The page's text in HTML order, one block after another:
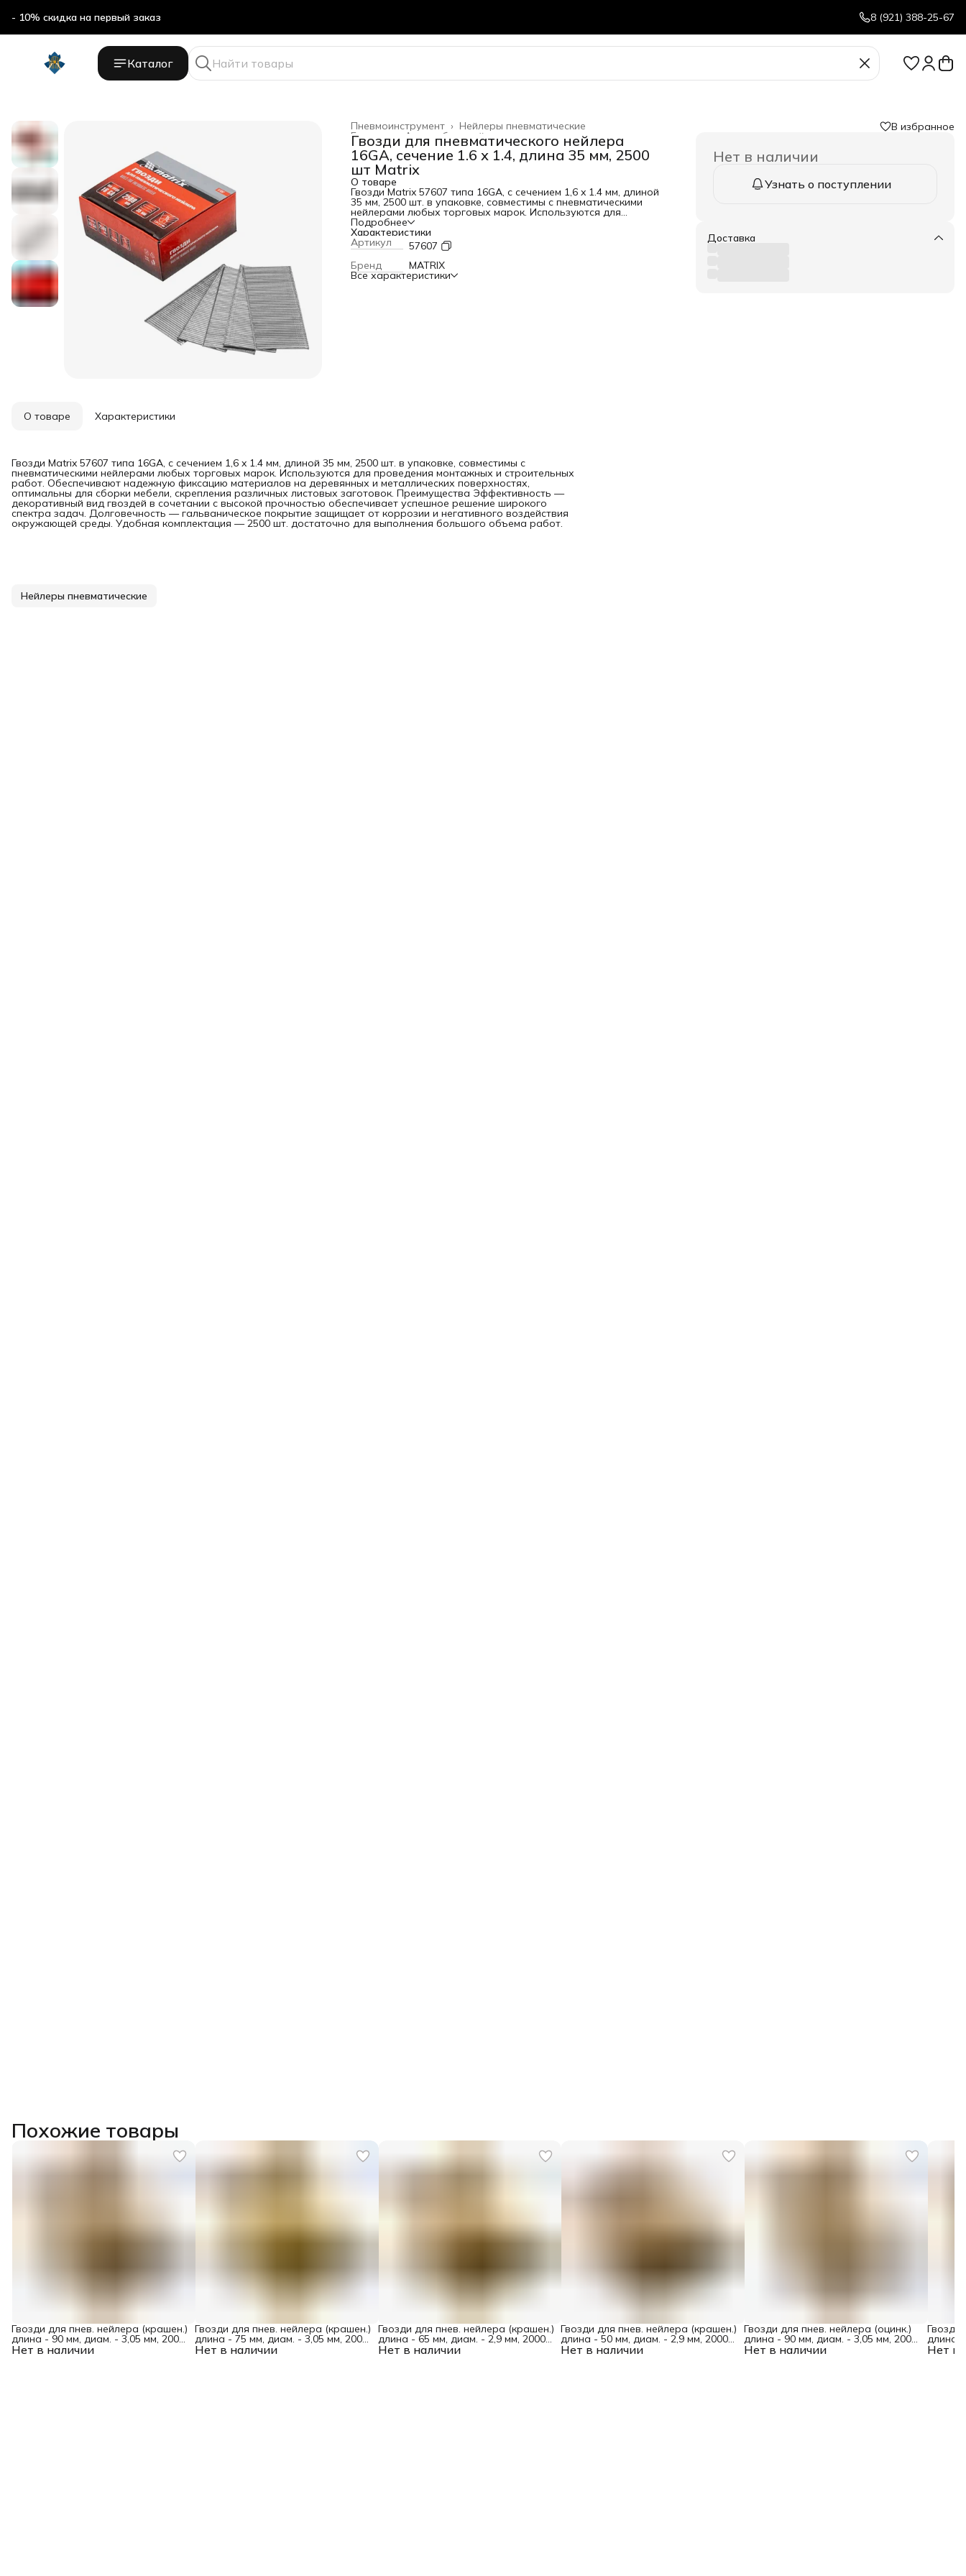
- 10% скидка на первый заказ 8 (921) 388-25-67
Каталог
Нейлеры пневматические
Пневмоинструмент ›
Автомобильный инструмент ›
Главная ›
Гвозди для пневматического нейлера
16GA, сечение 1.6 х 1.4, длина 35 мм, 2500
шт Matrix
О товаре
Гвозди Matrix 57607 типа 16GA, с сечением 1,6 x 1.4 мм, длиной
35 мм, 2500 шт. в упаковке, совместимы с пневматическими
нейлерами любых торговых марок. Используются для
проведения монтажных и строительных работ. Обеспечивают
надежную фиксацию материалов на деревянных и
металлических поверхностях, оптимальны для сборки мебели,
скрепления различных листовых заготовок. Преимущества
Эффективность — декоративный вид гвоздей в сочетании с
высокой прочностью обеспечивает успешное решение
широкого спектра задач. Долговечность — гальваническое
Подробнее
Характеристики
Артикул
57607
Бренд
MATRIX
Все характеристики
В избранное
Нет в наличии
Узнать о поступлении
Доставка
О товаре Характеристики
Гвозди Matrix 57607 типа 16GA, с сечением 1,6 x 1.4 мм, длиной 35 мм, 2500 шт. в упаковке, совместимы с
пневматическими нейлерами любых торговых марок. Используются для проведения монтажных и строительных
работ. Обеспечивают надежную фиксацию материалов на деревянных и металлических поверхностях,
оптимальны для сборки мебели, скрепления различных листовых заготовок. Преимущества Эффективность —
декоративный вид гвоздей в сочетании с высокой прочностью обеспечивает успешное решение широкого
спектра задач. Долговечность — гальваническое покрытие защищает от коррозии и негативного воздействия
окружающей среды. Удобная комплектация — 2500 шт. достаточно для выполнения большого объема работ.
Нейлеры пневматические
Похожие товары
Нет в наличии
Гвозди для пнев. нейлера (крашен.)
длина - 90 мм, диам. - 3,05 мм, 2000
шт. Denzel Нет в наличии
Гвозди для пнев. нейлера (крашен.)
длина - 75 мм, диам. - 3,05 мм, 2000
шт. Denzel Нет в наличии
Гвозди для пнев. нейлера (крашен.)
длина - 65 мм, диам. - 2,9 мм, 2000
шт. Denzel Нет в наличии
Гвозди для пнев. нейлера (крашен.)
длина - 50 мм, диам. - 2,9 мм, 2000
шт. Denzel Нет в наличии
Гвозди для пнев. нейлера (оцинк.)
длина - 90 мм, диам. - 3,05 мм, 2000
шт. Denzel Нет в
Гвозди
длина
шт.